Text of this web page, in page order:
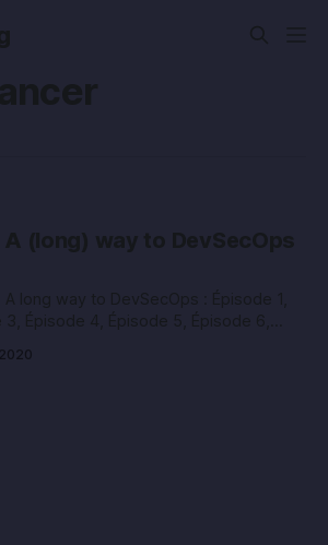
(long) way to DevSecOps
long way to DevSecOps : Épisode 1,
3, Épisode 4, Épisode 5, Épisode 6,
clés barbares martelés ici ou là dans